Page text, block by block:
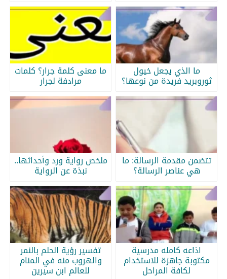
ما الذي يجعل خيول
ثوروبريد فريدة من نوعها؟
ما معنى كلمة جرار؟ كلمات
مرادفة لجرار
تتضمن مقدمة الرسالة: ما
هي عناصر الرسالة؟
ملخص رواية ورد وأحداثها..
نبذة عن الرواية
اذاعه كامله مدرسية
مكتوبة جاهزة للاستخدام
لكافة المراحل
تفسير رؤية الحلم بالنمر
والهروب منه في المنام
للعالم ابن سيرين